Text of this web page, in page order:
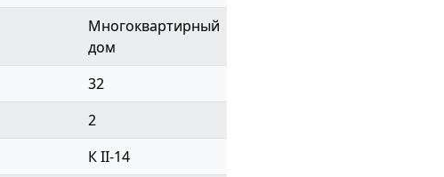
Многоквартирный
дом
32
2
К II-14